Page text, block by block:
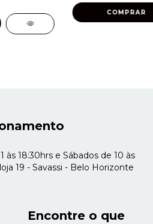
às 18:30hrs e Sábados de 10 às
19 - Savassi - Belo Horizonte
Encontre o que